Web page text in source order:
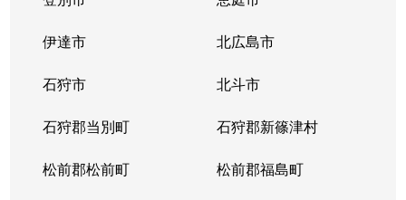
伊達市 北広島市
石狩市 北斗市
石狩郡当別町 石狩郡新篠津村
松前郡松前町 松前郡福島町